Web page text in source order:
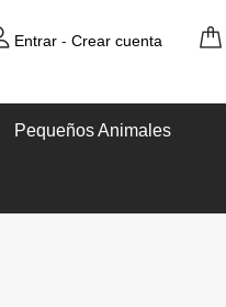
Entrar- Crear cuenta
Pequeños Animales